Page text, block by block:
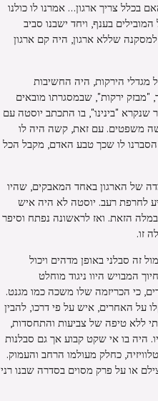
צריך ארגון… אמרנו לו כולנו
בענף, ויחד ישבנו סביב
שללא ארגון, היה קם ארגון
מגדלי הירקות, היה החשיבות
יותר מ-17 שנה את הירחון שיסד, "מבזק ירקות", שבמסגרתו מובאים
מדור שנקרא "בינינו", בו התכתב יוסטה עם
משפטים. עם זאת, קשה היה לו
לו שכך טבע האדם, מקבל הכל
של הארגון באחד המאבקים, שהיו
לחרפת רעב. יוסטה לא היה איש
הזאת. ואז לראשונה נפתח וסיפר
זו.
זה סבלני באופן מדהים ויכול
המבויש היוו ניגוד מוחלט
כי הכריזמה שלו משכה כמו מגנט.
על האחרים, איש על פי דרכו, להבין
ללא טיפה של צביעות והתחסדות,
היה בו אי שקט קבוע אך גם סבלנות
כחלק מעולמו הרחב והעמוק.
או על פרק מסוים בסדרה שבנו רני